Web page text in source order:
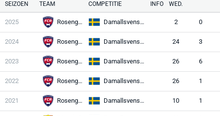
SEIZOEN TEAM COMPETITIE INFO WED.
2025 Rosengård Damallsvenskan 2 0
2024 Rosengård Damallsvenskan 24 3
2023 Rosengård Damallsvenskan 26 6
2022 Rosengård Damallsvenskan 26 1
2021 Rosengård Damallsvenskan 10 1